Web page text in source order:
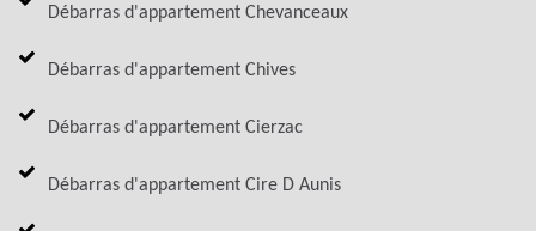
Débarras d'appartement Chevanceaux
Débarras d'appartement Chives
Débarras d'appartement Cierzac
Débarras d'appartement Cire D Aunis